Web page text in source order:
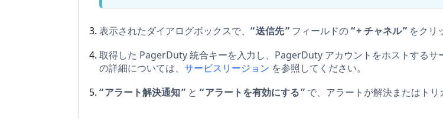
表示されたダイアログボックスで、 送信先 フィールドの + チャネル をクリ
取得した PagerDuty 統合キーを入力し、PagerDuty アカウントをホストする
の詳細については、 サービスリージョン を参照してください。
アラート解決通知
と アラートを有効にする で、アラートが解決またはトリ